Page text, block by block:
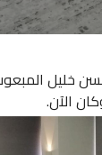
خليل
الآن.